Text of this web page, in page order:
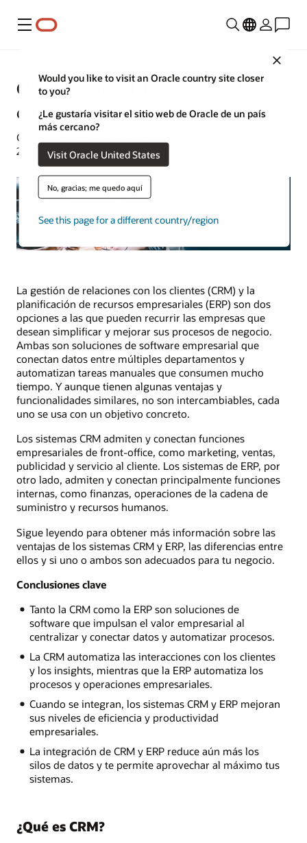
Menú
Would you like to visit an Oracle country site closer
to you?
¿Le gustaría visitar el sitio web de Oracle de un país
más cercano?
Visit Oracle United States
No, gracias; me quedo aquí
See this page for a different country/region
CRM frente a ERP: conoce las
diferencias
Cara Vollmer | Estratega de contenidos | 17 de enero de
2023
La gestión de relaciones con los clientes (CRM) y la
planificación de recursos empresariales (ERP) son dos
opciones a las que pueden recurrir las empresas que
desean simplificar y mejorar sus procesos de negocio.
Ambas son soluciones de software empresarial que
conectan datos entre múltiples departamentos y
automatizan tareas manuales que consumen mucho
tiempo. Y aunque tienen algunas ventajas y
funcionalidades similares, no son intercambiables, cada
uno se usa con un objetivo concreto.
Los sistemas CRM admiten y conectan funciones
empresariales de front-office, como marketing, ventas,
publicidad y servicio al cliente. Los sistemas de ERP, por
otro lado, admiten y conectan principalmente funciones
internas, como finanzas, operaciones de la cadena de
suministro y recursos humanos.
Sigue leyendo para obtener más información sobre las
ventajas de los sistemas CRM y ERP, las diferencias entre
ellos y si uno o ambos son adecuados para tu negocio.
Conclusiones clave
Tanto la CRM como la ERP son soluciones de
software que impulsan el valor empresarial al
centralizar y conectar datos y automatizar procesos.
La CRM automatiza las interacciones con los clientes
y los insights, mientras que la ERP automatiza los
procesos y operaciones empresariales.
Cuando se integran, los sistemas CRM y ERP mejoran
sus niveles de eficiencia y productividad
empresariales.
La integración de CRM y ERP reduce aún más los
silos de datos y te permite aprovechar al máximo tus
sistemas.
¿Qué es CRM?